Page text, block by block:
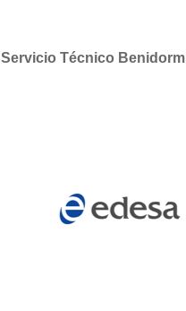
Servicio Técnico Benidorm